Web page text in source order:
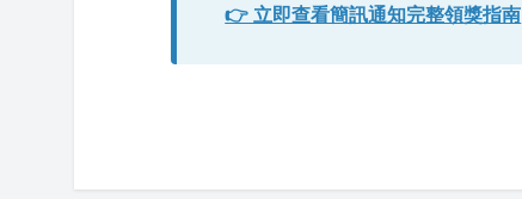
👉 立即查看簡訊通知完整領獎指南